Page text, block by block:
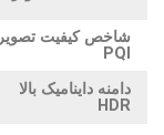
شاخص کیفیت تصویر
PQI
دامنه داینامیک بالا
HDR